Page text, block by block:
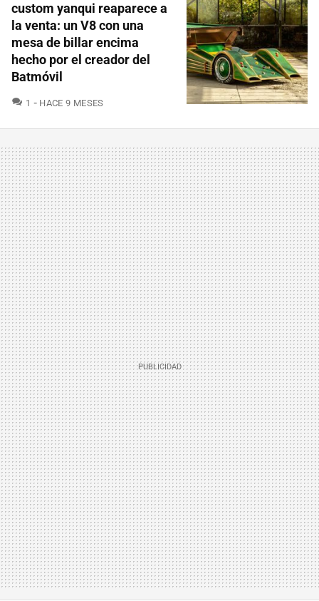
custom yanqui reaparece a
la venta: un V8 con una
mesa de billar encima
hecho por el creador del
Batmóvil
1 COMENTARIOS
HACE 9 MESES